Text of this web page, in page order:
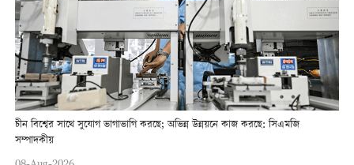
চীন বিশ্বের সাথে সুযোগ ভাগাভাগি করছে; অভিন্ন উন্নয়নে কাজ করছে: সিএমজি
সম্পাদকীয়